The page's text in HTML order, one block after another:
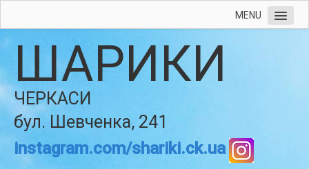
MENU
ШАРИКИ
ЧЕРКАСИ
бул. Шевченка, 241
instagram.com/shariki.ck.ua